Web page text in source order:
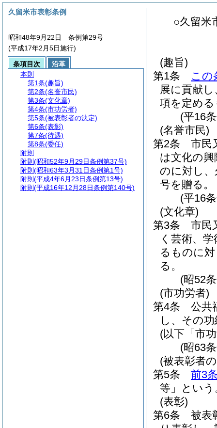
○久留米
(趣旨)
第1条
この
展に貢献
項を定め
(平16
(名誉市民)
第2条
市民
は文化の
のに対し、
号を贈る。
(平16
(文化章)
第3条
市民
く芸術、
るものに
る。
(昭52
(市功労者)
第4条
公共
し、その
(以下「市
(昭63
(被表彰者
第5条
前3
等」という
(表彰)
第6条
被表
久留米市表彰条例
昭和48年9月22日 条例第29号
(平成17年2月5日施行)
条項目次
沿革
本則
第1条(趣旨)
第2条(名誉市民)
第3条(文化章)
第4条(市功労者)
第5条(被表彰者の決定)
第6条(表彰)
第7条(待遇)
第8条(委任)
附則
附則 (昭和52年9月29日条例第37号)
附則 (昭和63年3月31日条例第1号)
附則 (平成4年6月23日条例第13号)
附則 (平成16年12月28日条例第140号)